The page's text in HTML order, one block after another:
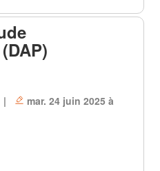
|
mar. 24 juin 2025 à